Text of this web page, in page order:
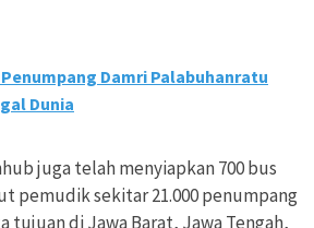
Damri Palabuhanratu
Dunia
juga telah menyiapkan 700 bus
pemudik sekitar 21.000 penumpang
tujuan di Jawa Barat, Jawa Tengah,